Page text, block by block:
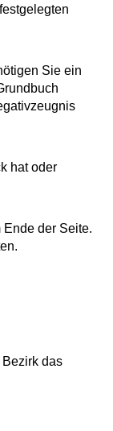
Sie ein
hat oder
der Seite.
das